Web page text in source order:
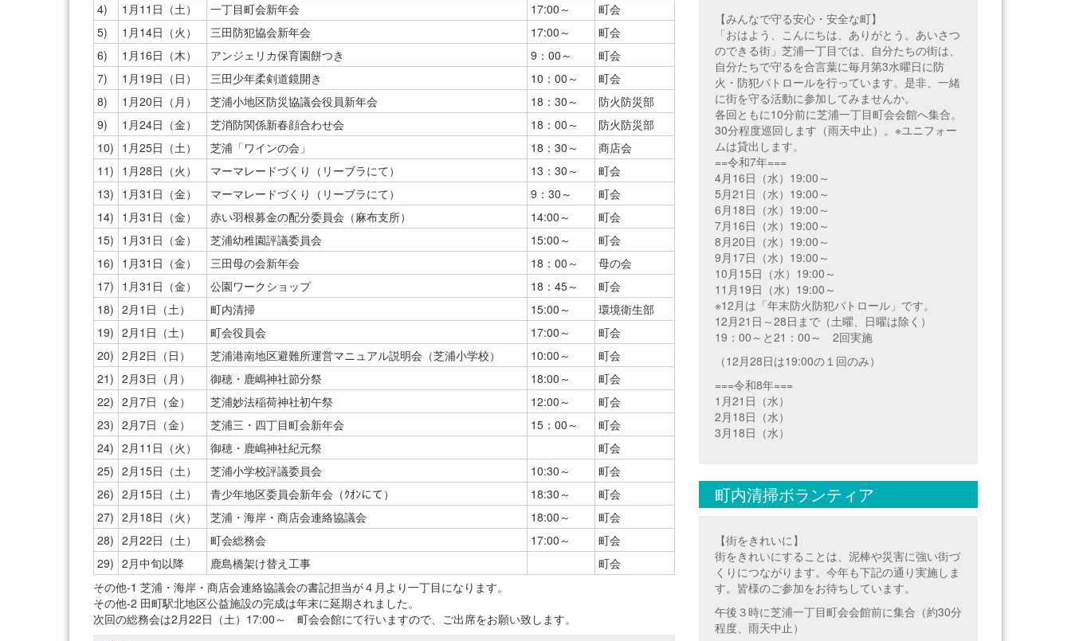
4)
1月11日（土） 一丁目町会新年会 17:00～
町会
5)
1月14日（火） 三田防犯協会新年会 17:00～
町会
6)
1月16日（木） アンジェリカ保育園餅つき 9：00～
町会
7)
1月19日（日） 三田少年柔剣道鏡開き 10：00～
町会
8)
1月20日（月） 芝浦小地区防災協議会役員新年会 18：30～
防火防災部
9)
1月24日（金） 芝消防関係新春顔合わせ会 18：00～
防火防災部
10) 1月25日（土） 芝浦「ワインの会」 18：30～
商店会
11) 1月28日（火） マーマレードづくり（リーブラにて） 13：30～
町会
13) 1月31日（金） マーマレードづくり（リーブラにて） 9：30～
町会
14) 1月31日（金） 赤い羽根募金の配分委員会（麻布支所） 14:00～
町会
15) 1月31日（金） 芝浦幼稚園評議委員会 15:00～
町会
16) 1月31日（金） 三田母の会新年会 18：00～
母の会
17) 1月31日（金） 公園ワークショップ 18：45～
町会
18) 2月1日（土） 町内清掃 15:00～
環境衛生部
19) 2月1日（土） 町会役員会 17:00～
町会
20) 2月2日（日） 芝浦港南地区避難所運営マニュアル説明会（芝浦小学校） 10:00～
町会
21) 2月3日（月） 御穂・鹿嶋神社節分祭 18:00～
町会
22) 2月7日（金） 芝浦妙法稲荷神社初午祭 12:00～
町会
23) 2月7日（金） 芝浦三・四丁目町会新年会 15：00～
町会
24) 2月11日（火） 御穂・鹿嶋神社紀元祭
町会
25) 2月15日（土） 芝浦小学校評議委員会 10:30～
町会
26) 2月15日（土） 青少年地区委員会新年会（ｸｵﾝにて） 18:30～
町会
27) 2月18日（火） 芝浦・海岸・商店会連絡協議会 18:00～
町会
28) 2月22日（土） 町会総務会 17:00～
町会
29) 2月中旬以降 鹿島橋架け替え工事
町会
その他-1 芝浦・海岸・商店会連絡協議会の書記担当が４月より一丁目になります。
その他-2 田町駅北地区公益施設の完成は年末に延期されました。
次回の総務会は2月22日（土）17:00～ 町会会館にて行いますので、ご出席をお願い致します。
【みんなで守る安心・安全な町】
「おはよう、こんにちは、ありがとう。あいさつ
のできる街」芝浦一丁目では、自分たちの街は、
自分たちで守るを合言葉に毎月第3水曜日に防
火・防犯パトロールを行っています。是非、一緒
に街を守る活動に参加してみませんか。
各回ともに10分前に芝浦一丁目町会会館へ集合。
30分程度巡回します（雨天中止）。※ユニフォー
ムは貸出します。
==令和7年===
4月16日（水）19:00～
5月21日（水）19:00～
6月18日（水）19:00～
7月16日（水）19:00～
8月20日（水）19:00～
9月17日（水）19:00～
10月15日（水）19:00～
11月19日（水）19:00～
※12月は「年末防火防犯パトロール」です。
12月21日～28日まで（土曜、日曜は除く）
19：00～と21：00～ 2回実施
（12月28日は19:00の１回のみ）
===令和8年===
1月21日（水）
2月18日（水）
3月18日（水）
町内清掃ボランティア
【街をきれいに】
街をきれいにすることは、泥棒や災害に強い街づ
くりにつながります。今年も下記の通り実施しま
す。皆様のご参加をお待ちしています。
午後３時に芝浦一丁目町会会館前に集合（約30分
程度、雨天中止）